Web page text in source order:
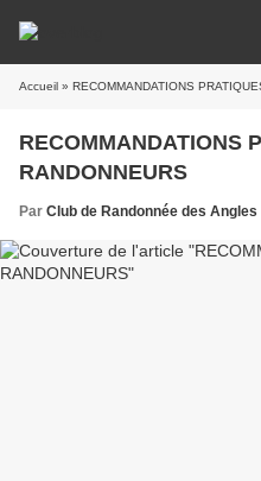
Accueil » RECOMMANDATIONS
RECOMMANDATIONS
RANDONNEURS
Par Club de Randonnée des Angles